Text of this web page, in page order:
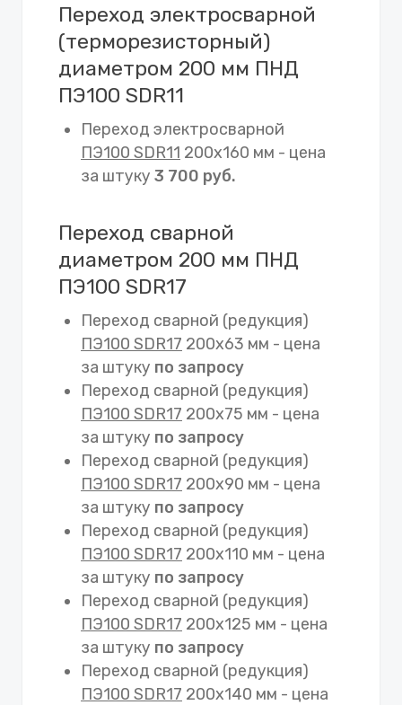
Переход электросварной
(терморезисторный)
диаметром 200 мм ПНД
ПЭ100 SDR11
Переход электросварной
ПЭ100 SDR11 200х160 мм - цена
за штуку 3 700 руб.
Переход сварной
диаметром 200 мм ПНД
ПЭ100 SDR17
Переход сварной (редукция)
ПЭ100 SDR17 200х63 мм - цена
за штуку по запросу
Переход сварной (редукция)
ПЭ100 SDR17 200х75 мм - цена
за штуку по запросу
Переход сварной (редукция)
ПЭ100 SDR17 200х90 мм - цена
за штуку по запросу
Переход сварной (редукция)
ПЭ100 SDR17 200х110 мм - цена
за штуку по запросу
Переход сварной (редукция)
ПЭ100 SDR17 200х125 мм - цена
за штуку по запросу
Переход сварной (редукция)
ПЭ100 SDR17 200х140 мм - цена